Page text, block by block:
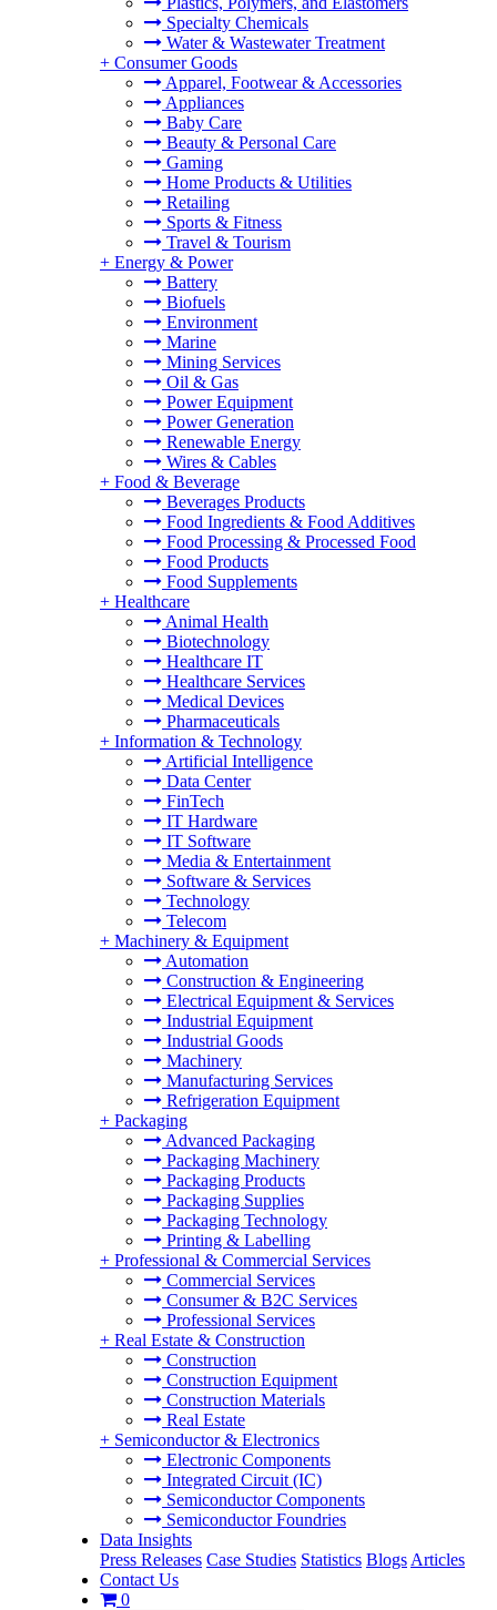
Specialty Chemicals
Water & Wastewater Treatment
+ Consumer Goods
Apparel, Footwear & Accessories
Appliances
Baby Care
Beauty & Personal Care
Gaming
Home Products & Utilities
Retailing
Sports & Fitness
Travel & Tourism
+ Energy & Power
Battery
Biofuels
Environment
Marine
Mining Services
Oil & Gas
Power Equipment
Power Generation
Renewable Energy
Wires & Cables
+ Food & Beverage
Beverages Products
Food Ingredients & Food Additives
Food Processing & Processed Food
Food Products
Food Supplements
+ Healthcare
Animal Health
Biotechnology
Healthcare IT
Healthcare Services
Medical Devices
Pharmaceuticals
+ Information & Technology
Artificial Intelligence
Data Center
FinTech
IT Hardware
IT Software
Media & Entertainment
Software & Services
Technology
Telecom
+ Machinery & Equipment
Automation
Construction & Engineering
Electrical Equipment & Services
Industrial Equipment
Industrial Goods
Machinery
Manufacturing Services
Refrigeration Equipment
+ Packaging
Advanced Packaging
Packaging Machinery
Packaging Products
Packaging Supplies
Packaging Technology
Printing & Labelling
+ Professional & Commercial Services
Commercial Services
Consumer & B2C Services
Professional Services
+ Real Estate & Construction
Construction
Construction Equipment
Construction Materials
Real Estate
+ Semiconductor & Electronics
Electronic Components
Integrated Circuit (IC)
Semiconductor Components
Semiconductor Foundries
Data Insights
Press Releases Case Studies Statistics Blogs Articles
Contact Us
0